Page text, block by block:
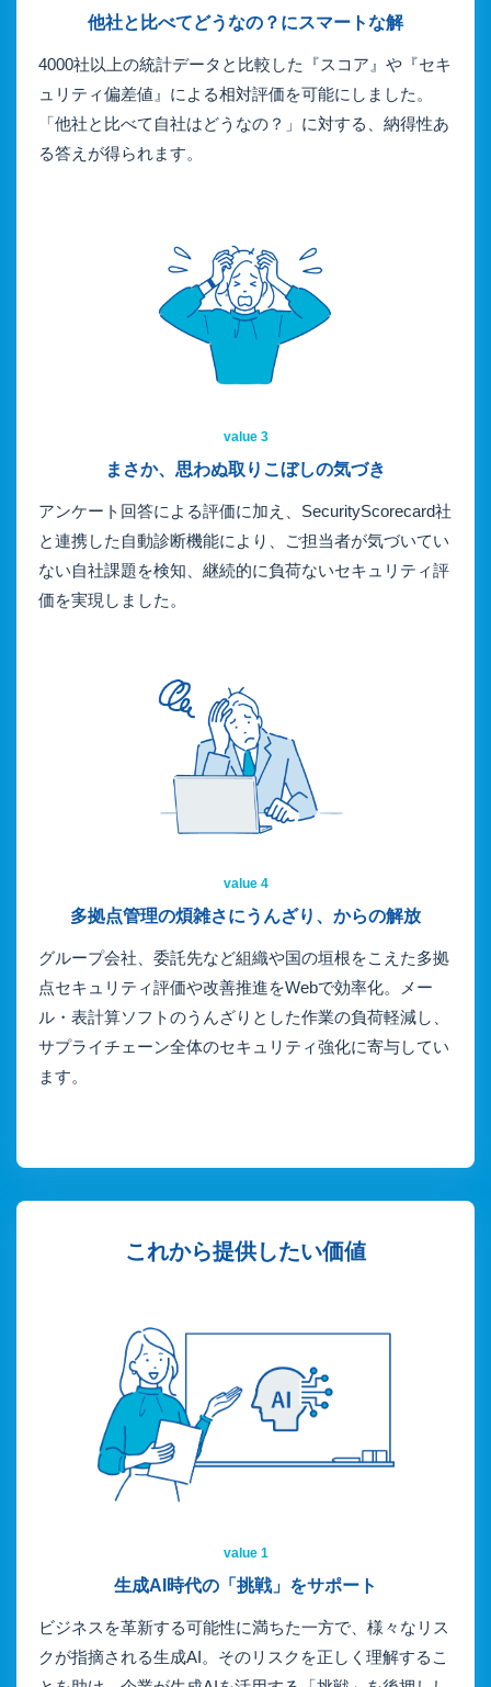
他社と比べてどうなの？にスマートな解
4000社以上の統計データと比較した『スコア』や『セキ
ュリティ偏差値』による相対評価を可能にしました。
「他社と比べて自社はどうなの？」に対する、納得性あ
る答えが得られます。
value 3
まさか、思わぬ取りこぼしの気づき
アンケート回答による評価に加え、SecurityScorecard社
と連携した自動診断機能により、ご担当者が気づいてい
ない自社課題を検知、継続的に負荷ないセキュリティ評
価を実現しました。
value 4
多拠点管理の煩雑さにうんざり、からの解放
グループ会社、委託先など組織や国の垣根をこえた多拠
点セキュリティ評価や改善推進をWebで効率化。メー
ル・表計算ソフトのうんざりとした作業の負荷軽減し、
サプライチェーン全体のセキュリティ強化に寄与してい
ます。
これから提供したい価値
value 1
生成AI時代の「挑戦」をサポート
ビジネスを革新する可能性に満ちた一方で、様々なリス
クが指摘される生成AI。そのリスクを正しく理解するこ